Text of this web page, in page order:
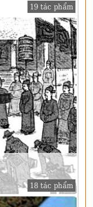
19 tác phẩm
18 tác phẩm